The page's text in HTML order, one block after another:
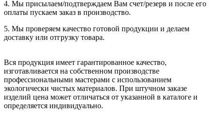
4. Мы присылаем/подтверждаем Вам счет/резерв и после его
оплаты пускаем заказ в производство.
5. Мы проверяем качество готовой продукции и делаем
доставку или отгрузку товара.
Вся продукция имеет гарантированное качество,
изготавливается на собственном производстве
профессиональными мастерами с использованием
экологически чистых материалов. При штучном заказе
изделий цена может отличаться от указанной в каталоге и
определяется индивидуально.